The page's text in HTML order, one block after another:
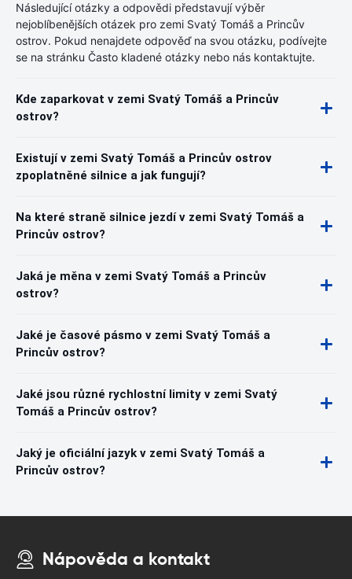
Následující otázky a odpovědi představují výběr
nejoblíbenějších otázek pro zemi Svatý Tomáš a Princův
ostrov. Pokud nenajdete odpověď na svou otázku, podívejte
se na stránku Často kladené otázky nebo nás kontaktujte.
Kde zaparkovat v zemi Svatý Tomáš a Princův
ostrov?
Existují v zemi Svatý Tomáš a Princův ostrov
zpoplatněné silnice a jak fungují?
Na které straně silnice jezdí v zemi Svatý Tomáš a
Princův ostrov?
Jaká je měna v zemi Svatý Tomáš a Princův
ostrov?
Jaké je časové pásmo v zemi Svatý Tomáš a
Princův ostrov?
Jaké jsou různé rychlostní limity v zemi Svatý
Tomáš a Princův ostrov?
Jaký je oficiální jazyk v zemi Svatý Tomáš a
Princův ostrov?
Nápověda a kontakt